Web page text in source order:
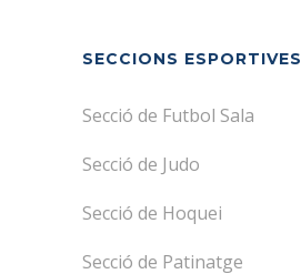
SECCIONS ESPORTIVES
Secció de Futbol Sala
Secció de Judo
Secció de Hoquei
Secció de Patinatge